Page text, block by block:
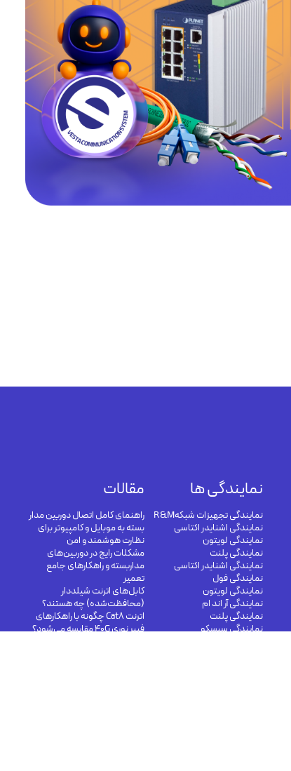
نمایندگی ها
نمایندگی تجهیزات شبکهR&M
نمایندگی اشنایدر اکتاسی
نمایندگی لویتون
نمایندگی پلنت
نمایندگی اشنایدر اکتاسی
نمایندگی فول
نمایندگی لویتون
نمایندگی آر اند ام
نمایندگی پلنت
نمایندگی سیسکو
مقالات
راهنمای کامل اتصال دوربین مدار
بسته به موبایل و کامپیوتر برای
نظارت هوشمند و امن
مشکلات رایج در دوربین‌های
مداربسته و راهکارهای جامع
تعمیر
کابل‌های اترنت شیلددار
(محافظت‌شده) چه هستند؟
اترنت Cat8 چگونه با راهکارهای
فیبر نوری 40G مقایسه می‌شود؟